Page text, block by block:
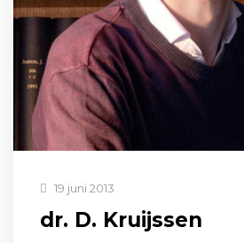
19 juni 2013
dr. D. Kruijssen